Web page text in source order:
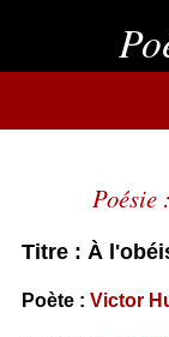
Poésie
Titre : À
Poète : Victor